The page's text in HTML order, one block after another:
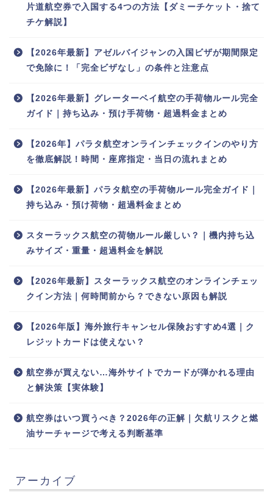
片道航空券で入国する4つの方法【ダミーチケット・捨て
チケ解説】
【2026年最新】アゼルバイジャンの入国ビザが期間限定
で免除に！「完全ビザなし」の条件と注意点
【2026年最新】グレーターベイ航空の手荷物ルール完全
ガイド｜持ち込み・預け手荷物・超過料金まとめ
【2026年】パラタ航空オンラインチェックインのやり方
を徹底解説！時間・座席指定・当日の流れまとめ
【2026年最新】パラタ航空の手荷物ルール完全ガイド｜
持ち込み・預け荷物・超過料金まとめ
スターラックス航空の荷物ルール厳しい？｜機内持ち込
みサイズ・重量・超過料金を解説
【2026年最新】スターラックス航空のオンラインチェッ
クイン方法｜何時間前から？できない原因も解説
【2026年版】海外旅行キャンセル保険おすすめ4選｜ク
レジットカードは使えない？
航空券が買えない…海外サイトでカードが弾かれる理由
と解決策【実体験】
航空券はいつ買うべき？2026年の正解｜欠航リスクと燃
油サーチャージで考える判断基準
アーカイブ